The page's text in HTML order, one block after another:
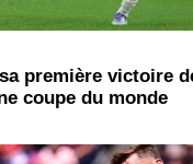
première victoire
coupe du monde